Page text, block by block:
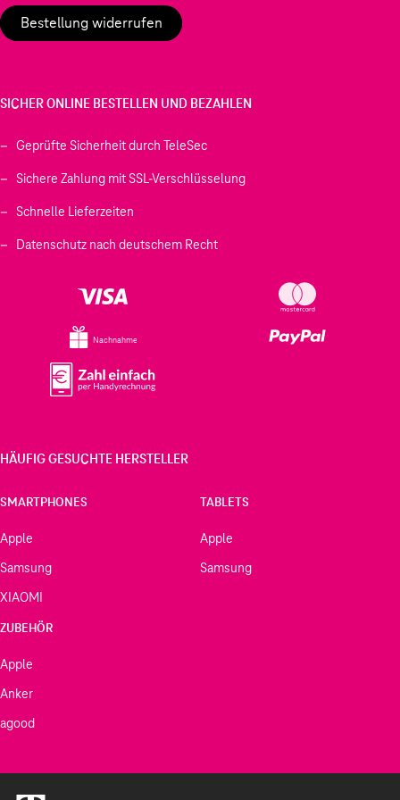
Bestellung widerrufen
SICHER ONLINE BESTELLEN UND BEZAHLEN
Geprüfte Sicherheit durch TeleSec
Sichere Zahlung mit SSL-Verschlüsselung
Schnelle Lieferzeiten
Datenschutz nach deutschem Recht
Nachnahme
HÄUFIG GESUCHTE HERSTELLER
SMARTPHONES
Apple
Samsung
XIAOMI
TABLETS
Apple
Samsung
ZUBEHÖR
Apple
Anker
agood